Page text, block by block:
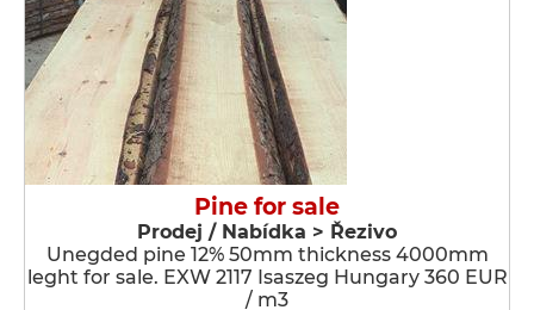
Pine for sale
Prodej / Nabídka > Řezivo
Unegded pine 12% 50mm thickness 4000mm
leght for sale. EXW 2117 Isaszeg Hungary 360 EUR
/ m3